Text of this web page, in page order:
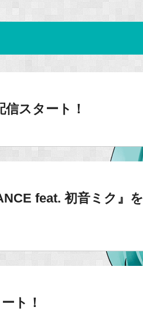
信スタート！
feat. 初音ミク』を
ト！